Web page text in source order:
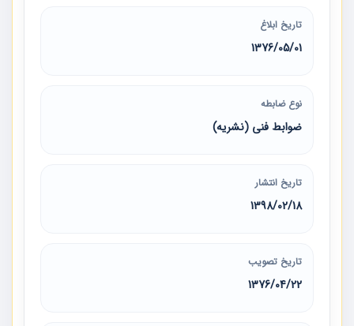
تاریخ ابلاغ
1376/05/01
نوع ضابطه
ضوابط فنی (نشریه)
تاریخ انتشار
1398/02/18
تاریخ تصویب
1376/04/22